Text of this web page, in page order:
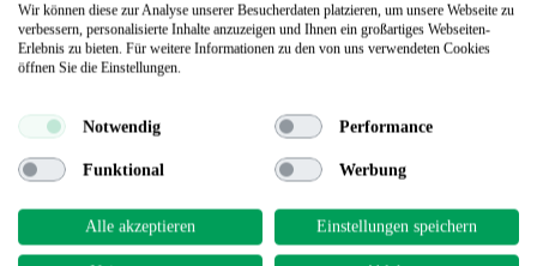
Terrassendielen
Wir können diese zur Analyse unserer Besucherdaten platzieren, um unsere Webseite zu
verbessern, personalisierte Inhalte anzuzeigen und Ihnen ein großartiges Webseiten-
Erlebnis zu bieten. Für weitere Informationen zu den von uns verwendeten Cookies
öffnen Sie die Einstellungen.
Notwendig Performance
Funktional Werbung
Alle akzeptieren Einstellungen speichern